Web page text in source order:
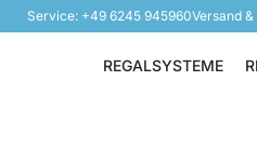
Service: +49 6245 945960Versand
REGALSYSTEME